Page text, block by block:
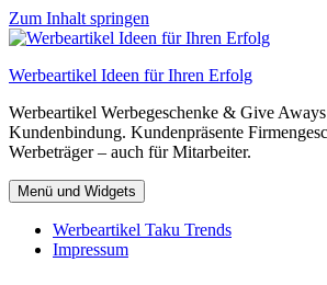
Zum Inhalt springen
Werbeartikel Ideen für Ihren Erfolg
Werbeartikel Werbegeschenke & Give
Kundenbindung. Kundenpräsente
Werbeträger – auch für Mitarbeiter.
Menü und Widgets
Werbeartikel Taku Trends
Impressum